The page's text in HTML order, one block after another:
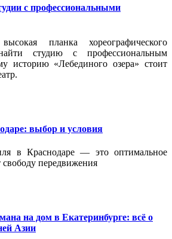
с профессиональными
планка хореографического
студию с профессиональным
историю «Лебединого озера» стоит
выбор и условия
в Краснодаре — это оптимальное
свободу передвижения
на дом в Екатеринбурге: всё о
Азии